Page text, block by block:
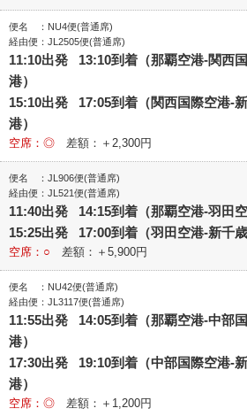
便名 ：NU4便(普通席)
経由便：JL2505便(普通席)
11:10出発 13:10到着（那覇空港‐関西
港）
15:10出発 17:05到着（関西国際空港‐
港）
空席：◎ 差額：＋2,300円
便名 ：JL906便(普通席)
経由便：JL521便(普通席)
11:40出発 14:15到着（那覇空港‐羽田空
15:25出発 17:00到着（羽田空港‐新千歳
空席：○ 差額：＋5,900円
便名 ：NU42便(普通席)
経由便：JL3117便(普通席)
11:55出発 14:05到着（那覇空港‐中部
港）
17:30出発 19:10到着（中部国際空港‐
港）
空席：◎ 差額：＋1,200円